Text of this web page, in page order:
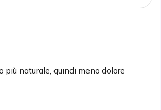
più naturale, quindi meno dolore